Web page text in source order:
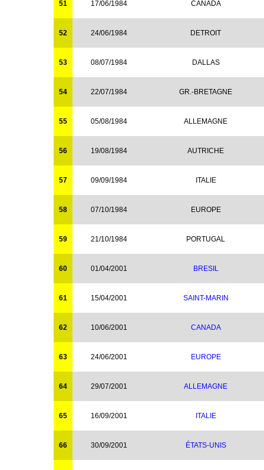
51 17/06/1984 CANADA
52 24/06/1984 DETROIT
53 08/07/1984 DALLAS
54 22/07/1984 GR.-BRETAGNE
55 05/08/1984 ALLEMAGNE
56 19/08/1984 AUTRICHE
57 09/09/1984 ITALIE
58 07/10/1984 EUROPE
59 21/10/1984 PORTUGAL
60 01/04/2001 BRESIL
61 15/04/2001 SAINT-MARIN
62 10/06/2001 CANADA
63 24/06/2001 EUROPE
64 29/07/2001 ALLEMAGNE
65 16/09/2001 ITALIE
66 30/09/2001 ÉTATS-UNIS